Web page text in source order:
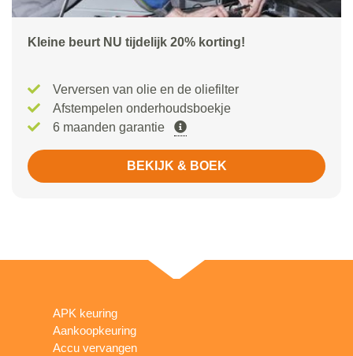
Kleine beurt NU tijdelijk 20% korting!
Verversen van olie en de oliefilter
Afstempelen onderhoudsboekje
6 maanden garantie
BEKIJK & BOEK
APK keuring
Aankoopkeuring
Accu vervangen